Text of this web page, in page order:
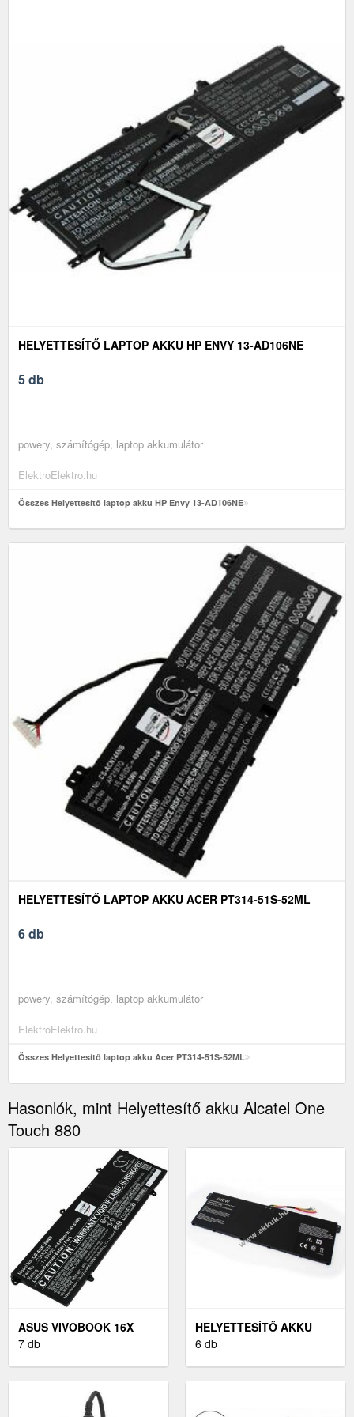
HELYETTESÍTŐ LAPTOP AKKU HP ENVY 13-AD106NE
5 db
powery, számítógép, laptop akkumulátor
ElektroElektro.hu
Összes Helyettesítő laptop akku HP Envy 13-AD106NE
HELYETTESÍTŐ LAPTOP AKKU ACER PT314-51S-52ML
6 db
powery, számítógép, laptop akkumulátor
ElektroElektro.hu
Összes Helyettesítő laptop akku Acer PT314-51S-52ML
Hasonlók, mint Helyettesítő akku Alcatel One
Touch 880
ASUS VIVOBOOK 16X
K3605ZV LAPTOP AKKU
7 db
HELYETTESÍTŐ AKKU
ACER CHROMEBOOK
6 db